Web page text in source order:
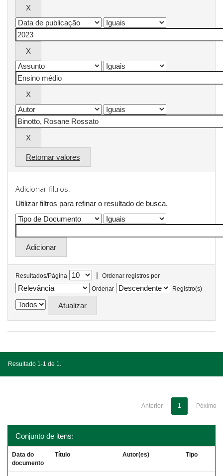
Retornar valores
Adicionar filtros:
Utilizar filtros para refinar o resultado de busca.
Resultados/Página |
Ordenar registros por
Ordenar
Registro(s)
Resultado 1-1 de 1.
Anterior 1 Póximo
Conjunto de itens:
Data do
documento
Título Autor(es) Tipo